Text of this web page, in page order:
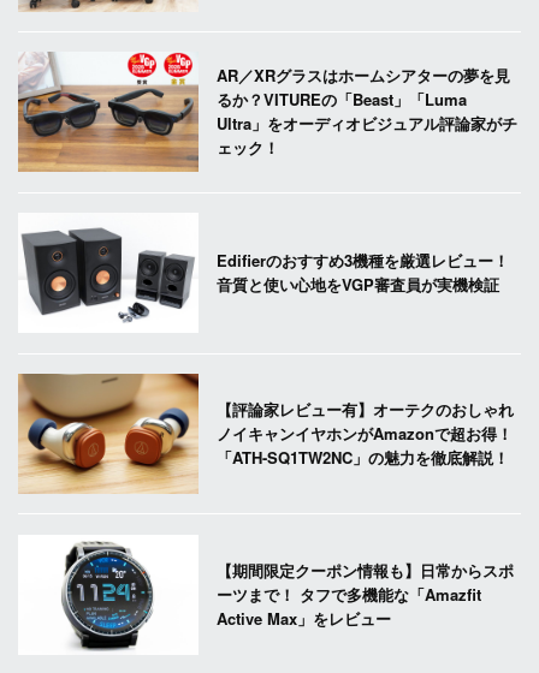
AR／XRグラスはホームシアターの夢を見
るか？VITUREの「Beast」「Luma
Ultra」をオーディオビジュアル評論家がチ
ェック！
Edifierのおすすめ3機種を厳選レビュー！
音質と使い心地をVGP審査員が実機検証
【評論家レビュー有】オーテクのおしゃれ
ノイキャンイヤホンがAmazonで超お得！
「ATH-SQ1TW2NC」の魅力を徹底解説！
【期間限定クーポン情報も】日常からスポ
ーツまで！ タフで多機能な「Amazfit
Active Max」をレビュー